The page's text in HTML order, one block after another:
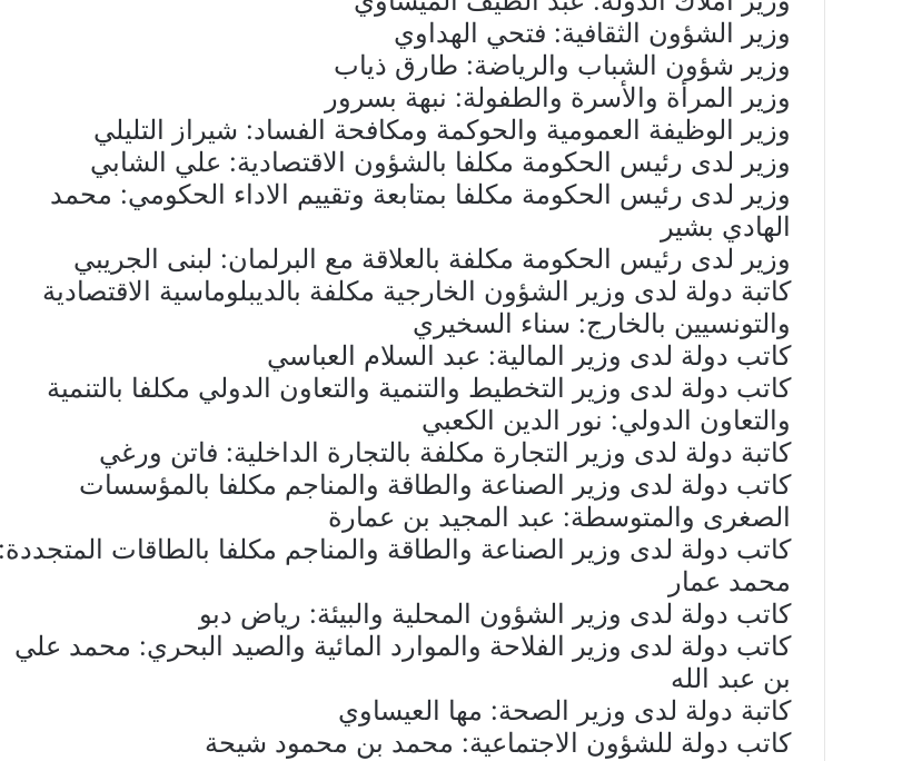
وزير الشؤون الثقافية: فتحي الهداوي
وزير شؤون الشباب والرياضة: طارق ذياب
وزير المرأة والأسرة والطفولة: نبهة بسرور
وزير الوظيفة العمومية والحوكمة ومكافحة الفساد: شيراز التليلي
وزير لدى رئيس الحكومة مكلفا بالشؤون الاقتصادية: علي الشابي
وزير لدى رئيس الحكومة مكلفا بمتابعة وتقييم الاداء الحكومي: محمد
الهادي بشير
وزير لدى رئيس الحكومة مكلفة بالعلاقة مع البرلمان: لبنى الجريبي
كاتبة دولة لدى وزير الشؤون الخارجية مكلفة بالديبلوماسية الاقتصادية
والتونسيين بالخارج: سناء السخيري
كاتب دولة لدى وزير المالية: عبد السلام العباسي
كاتب دولة لدى وزير التخطيط والتنمية والتعاون الدولي مكلفا بالتنمية
والتعاون الدولي: نور الدين الكعبي
كاتبة دولة لدى وزير التجارة مكلفة بالتجارة الداخلية: فاتن ورغي
كاتب دولة لدى وزير الصناعة والطاقة والمناجم مكلفا بالمؤسسات
الصغرى والمتوسطة: عبد المجيد بن عمارة
كاتب دولة لدى وزير الصناعة والطاقة والمناجم مكلفا بالطاقات المتجددة:
محمد عمار
كاتب دولة لدى وزير الشؤون المحلية والبيئة: رياض دبو
كاتب دولة لدى وزير الفلاحة والموارد المائية والصيد البحري: محمد علي
بن عبد الله
كاتبة دولة لدى وزير الصحة: مها العيساوي
كاتب دولة للشؤون الاجتماعية: محمد بن محمود شيحة